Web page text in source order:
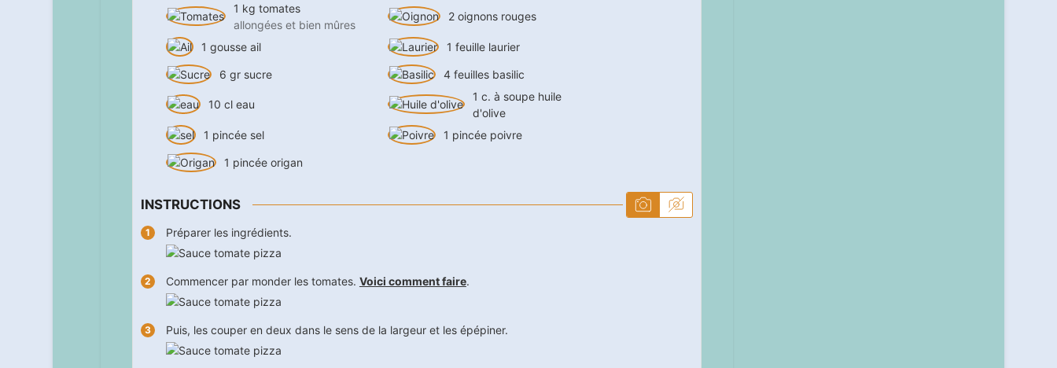
1 kg tomates
allongées et bien mûres
2 oignons rouges
1 gousse ail 1 feuille laurier
6 gr sucre 4 feuilles basilic
10 cl eau
1 c. à soupe huile
d'olive
1 pincée sel 1 pincée poivre
1 pincée origan
INSTRUCTIONS
Préparer les ingrédients.
Commencer par monder les tomates. Voici comment faire.
Puis, les couper en deux dans le sens de la largeur et les épépiner.